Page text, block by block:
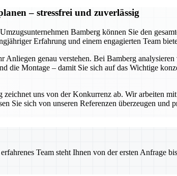
– stressfrei und zuverlässig
Bamberg können Sie den
Erfahrung und einem engagierten Team
Anliegen genau verstehen. Bei Bamberg
die Montage – damit Sie sich auf das Wichtige
uns von der Konkurrenz ab. Wir arbeiten
Sie sich von unseren Referenzen überzeugen
Team steht Ihnen von der ersten Anfrage